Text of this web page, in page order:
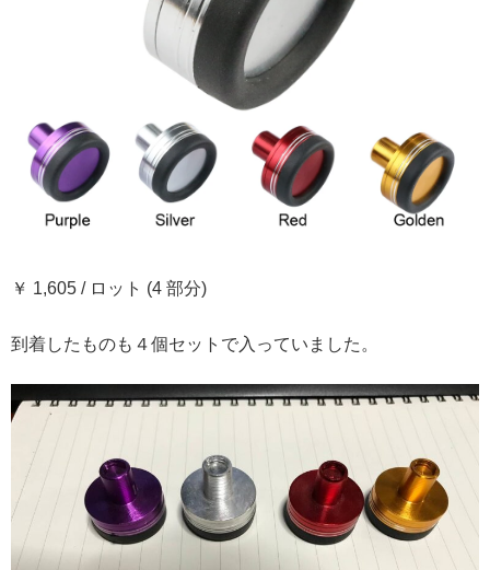
￥ 1,605 / ロット (4 部分)
到着したものも４個セットで入っていました。